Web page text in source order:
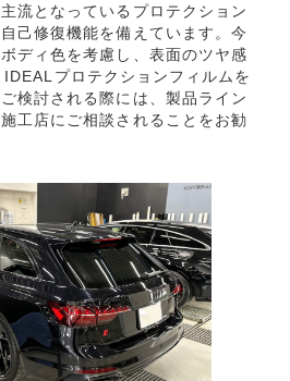
流となっているプロテクション
己修復機能を備えています。今
ディ色を考慮し、表面のツヤ感
プロテクションフィルムを
検討される際には、製品ライン
工店にご相談されることをお勧